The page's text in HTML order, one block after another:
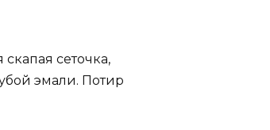
сеточка,
эмали. Потир